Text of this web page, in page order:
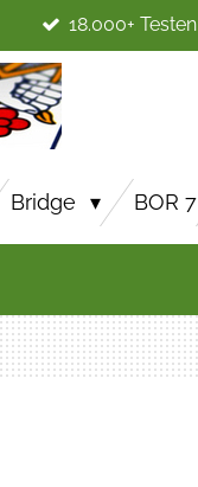
18.000+ Testen
Bridge BOR 7